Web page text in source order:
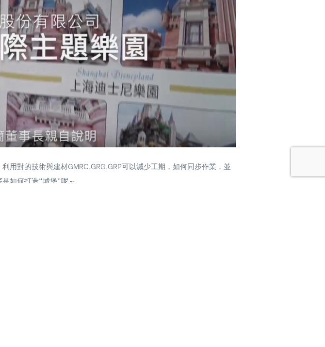
對的技術與建材GMRC.GRG.GRP可以減少工期，如何同步作業，並
如何打造“城堡”呢～